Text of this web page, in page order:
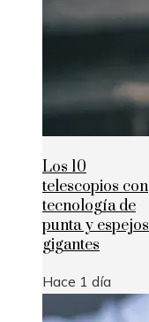
Los 10
telescopios con
tecnología de
punta y espejos
gigantes
Hace 1 día